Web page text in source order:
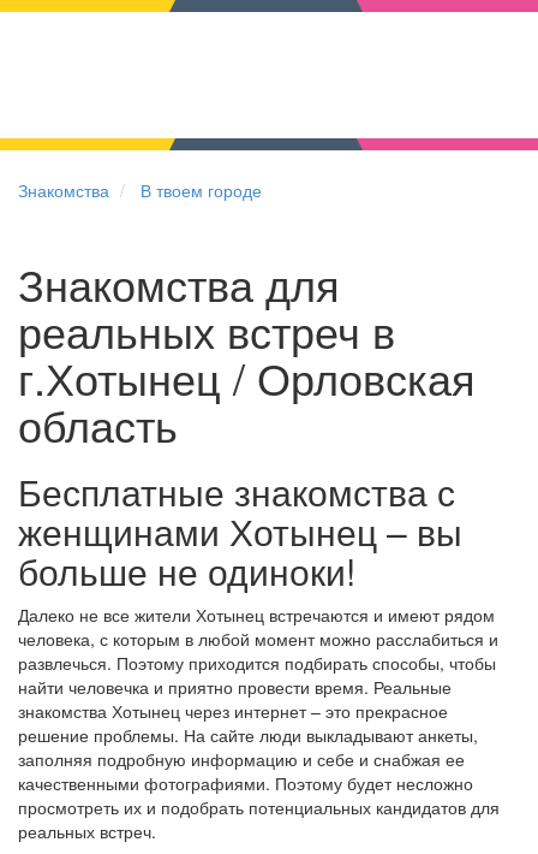
Знакомства В твоем городе
Знакомства для
реальных встреч в
г.Хотынец / Орловская
область
Бесплатные знакомства с
женщинами Хотынец – вы
больше не одиноки!
Далеко не все жители Хотынец встречаются и имеют рядом
человека, с которым в любой момент можно расслабиться и
развлечься. Поэтому приходится подбирать способы, чтобы
найти человечка и приятно провести время. Реальные
знакомства Хотынец через интернет – это прекрасное
решение проблемы. На сайте люди выкладывают анкеты,
заполняя подробную информацию и себе и снабжая ее
качественными фотографиями. Поэтому будет несложно
просмотреть их и подобрать потенциальных кандидатов для
реальных встреч.